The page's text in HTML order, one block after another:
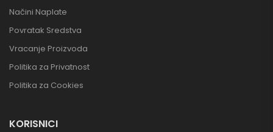
Načini Naplate
Povratak Sredstva
Vracanje Proizvoda
Politika za Privatnost
Politika za Cookies
KORISNICI